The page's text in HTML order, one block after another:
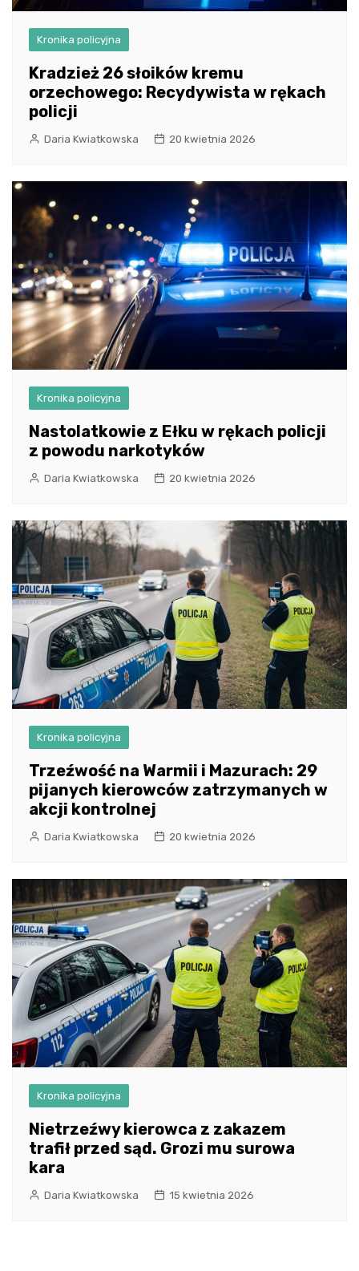
Kronika policyjna
Kradzież 26 słoików kremu
orzechowego: Recydywista w rękach
policji
Daria Kwiatkowska 20 kwietnia 2026
Kronika policyjna
Nastolatkowie z Ełku w rękach policji
z powodu narkotyków
Daria Kwiatkowska 20 kwietnia 2026
Kronika policyjna
Trzeźwość na Warmii i Mazurach: 29
pijanych kierowców zatrzymanych w
akcji kontrolnej
Daria Kwiatkowska 20 kwietnia 2026
Kronika policyjna
Nietrzeźwy kierowca z zakazem
trafił przed sąd. Grozi mu surowa
kara
Daria Kwiatkowska 15 kwietnia 2026